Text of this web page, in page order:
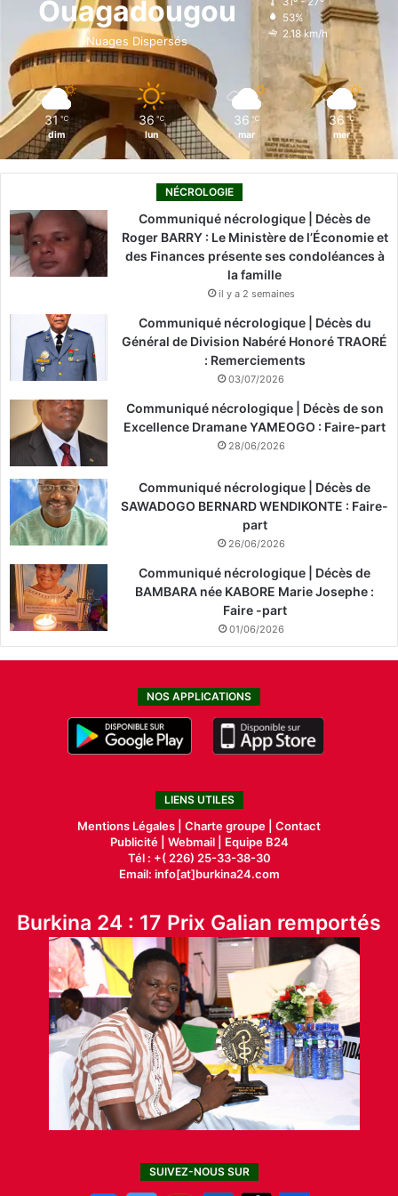
o
k
i
n
r
Ouagadougou
Nuages Dispersés
53%
2.18 km/h
31 ℃
dim
36 ℃
lun
36 ℃
mar
36 ℃
mer
NÉCROLOGIE
Communiqué nécrologique | Décès de
Roger BARRY : Le Ministère de l’Économie et
des Finances présente ses condoléances à
la famille
il y a 2 semaines
Communiqué nécrologique | Décès du
Général de Division Nabéré Honoré TRAORÉ
: Remerciements
03/07/2026
Communiqué nécrologique | Décès de son
Excellence Dramane YAMEOGO : Faire-part
28/06/2026
Communiqué nécrologique | Décès de
SAWADOGO BERNARD WENDIKONTE : Faire-
part
26/06/2026
Communiqué nécrologique | Décès de
BAMBARA née KABORE Marie Josephe :
Faire -part
01/06/2026
NOS APPLICATIONS
LIENS UTILES
Mentions Légales | Charte groupe | Contact
Publicité| Webmail |
Equipe B24
Tél : +( 226) 25-33-38-30
Email: info[at]burkina24.com
Burkina 24 : 17 Prix Galian remportés
SUIVEZ-NOUS SUR